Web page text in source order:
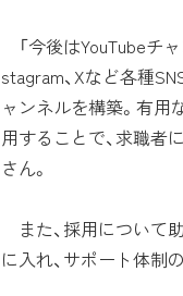
「今後はYouTubeチャ
stagram、Xなど各種
ャンネルを構築。有
用することで、求職者
さん。
また、採用について
に入れ、サポート体制